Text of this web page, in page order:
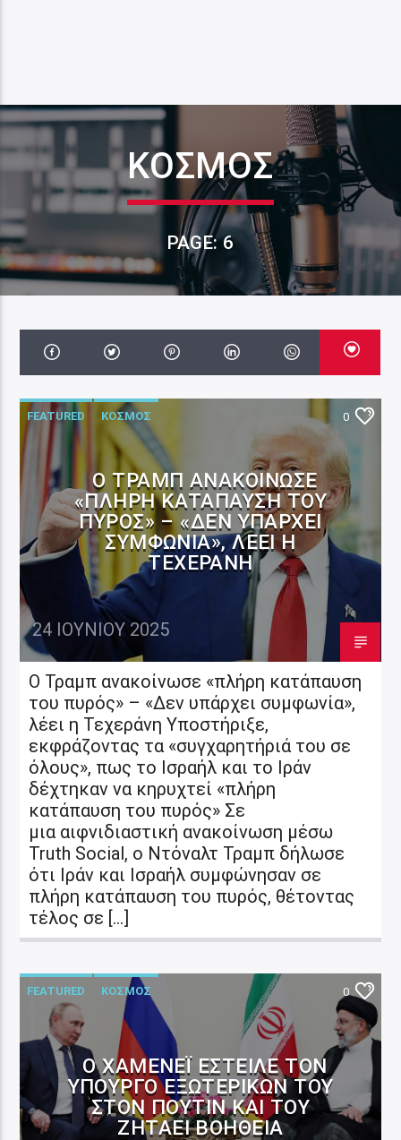
ΚΟΣΜΟΣ
PAGE: 6
FEATURED ΚΟΣΜΟΣ 0
Ο ΤΡΑΜΠ ΑΝΑΚΟΊΝΩΣΕ
«ΠΛΉΡΗ ΚΑΤΆΠΑΥΣΗ ΤΟΥ
ΠΥΡΌΣ» – «ΔΕΝ ΥΠΆΡΧΕΙ
ΣΥΜΦΩΝΊΑ», ΛΈΕΙ Η
ΤΕΧΕΡΆΝΗ
24 ΙΟΥΝΊΟΥ 2025
Ο Τραμπ ανακοίνωσε «πλήρη κατάπαυση
του πυρός» – «Δεν υπάρχει συμφωνία»,
λέει η Τεχεράνη Υποστήριξε,
εκφράζοντας τα «συγχαρητήριά του σε
όλους», πως το Ισραήλ και το Ιράν
δέχτηκαν να κηρυχτεί «πλήρη
κατάπαυση του πυρός» Σε
μια αιφνιδιαστική ανακοίνωση μέσω
Truth Social, ο Ντόναλτ Τραμπ δήλωσε
ότι Ιράν και Ισραήλ συμφώνησαν σε
πλήρη κατάπαυση του πυρός, θέτοντας
τέλος σε […]
FEATURED ΚΟΣΜΟΣ 0
Ο ΧΑΜΕΝΕΪ́ ΈΣΤΕΙΛΕ ΤΟΝ
ΥΠΟΥΡΓΌ ΕΞΩΤΕΡΙΚΏΝ ΤΟΥ
ΣΤΟΝ ΠΟΎΤΙΝ ΚΑΙ ΤΟΥ
ΖΗΤΆΕΙ ΒΟΉΘΕΙΑ